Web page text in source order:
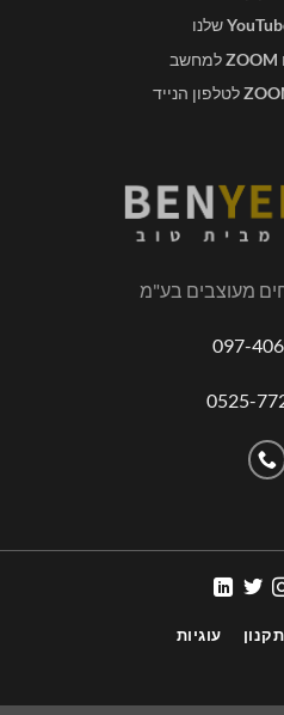
שלנו
ZOOMלמחשב
לטלפון הנייד
מעוצבים בע"מ
097-
0525-
תקנון עוגיות